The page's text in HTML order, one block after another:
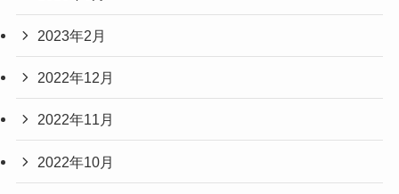
2023年2月
2022年12月
2022年11月
2022年10月